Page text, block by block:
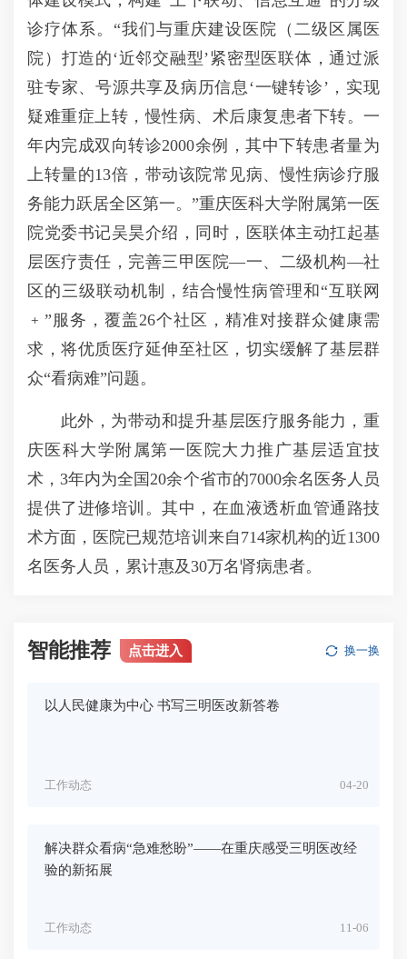
诊疗体系。“我们与重庆建设医院（二级区属医
院）打造的‘近邻交融型’紧密型医联体，通过派
驻专家、号源共享及病历信息‘一键转诊’，实现
疑难重症上转，慢性病、术后康复患者下转。一
年内完成双向转诊2000余例，其中下转患者量为
上转量的13倍，带动该院常见病、慢性病诊疗服
务能力跃居全区第一。”重庆医科大学附属第一医
院党委书记吴昊介绍，同时，医联体主动扛起基
层医疗责任，完善三甲医院—一、二级机构—社
区的三级联动机制，结合慢性病管理和“互联网
﹢”服务，覆盖26个社区，精准对接群众健康需
求，将优质医疗延伸至社区，切实缓解了基层群
众“看病难”问题。
此外，为带动和提升基层医疗服务能力，重
庆医科大学附属第一医院大力推广基层适宜技
术，3年内为全国20余个省市的7000余名医务人员
提供了进修培训。其中，在血液透析血管通路技
术方面，医院已规范培训来自714家机构的近1300
名医务人员，累计惠及30万名肾病患者。
智能推荐 点击进入 换一换
以人民健康为中心 书写三明医改新答卷
04-20
工作动态
解决群众看病“急难愁盼”——在重庆感受三明医改经
验的新拓展
11-06
工作动态